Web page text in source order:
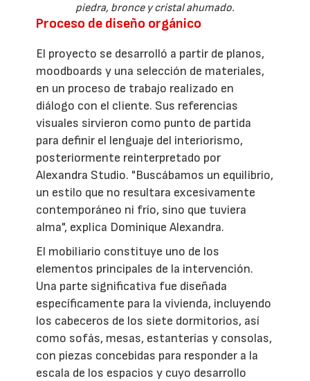
piedra, bronce y cristal ahumado.
Proceso de diseño orgánico
El proyecto se desarrolló a partir de planos,
moodboards y una selección de materiales,
en un proceso de trabajo realizado en
diálogo con el cliente. Sus referencias
visuales sirvieron como punto de partida
para definir el lenguaje del interiorismo,
posteriormente reinterpretado por
Alexandra Studio. "Buscábamos un equilibrio,
un estilo que no resultara excesivamente
contemporáneo ni frío, sino que tuviera
alma", explica Dominique Alexandra.
El mobiliario constituye uno de los
elementos principales de la intervención.
Una parte significativa fue diseñada
específicamente para la vivienda, incluyendo
los cabeceros de los siete dormitorios, así
como sofás, mesas, estanterías y consolas,
con piezas concebidas para responder a la
escala de los espacios y cuyo desarrollo